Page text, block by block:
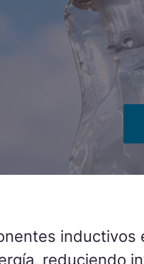
inductivos
reduciendo